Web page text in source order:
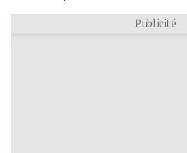
Publicité